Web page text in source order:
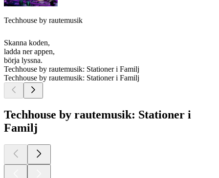
Techhouse by rautemusik
Skanna koden,
ladda ner appen,
börja lyssna.
Techhouse by rautemusik: Stationer i Familj
Techhouse by rautemusik: Stationer i Familj
Techhouse by rautemusik: Stationer i
Familj